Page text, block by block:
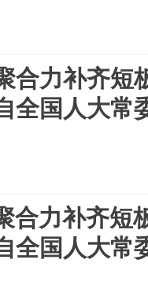
合力补齐短
国人大常
合力补齐短
国人大常